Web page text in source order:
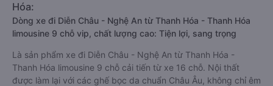
Hóa:
Dòng xe đi Diễn Châu - Nghệ An từ Thanh Hóa - Thanh Hóa
limousine 9 chỗ vip, chất lượng cao: Tiện lợi, sang trọng
Là sản phẩm xe đi Diễn Châu - Nghệ An từ Thanh Hóa -
Thanh Hóa limousine 9 chỗ cải tiến từ xe 16 chỗ. Nội thất
được làm lại với các ghế bọc da chuẩn Châu Âu, không chỉ êm